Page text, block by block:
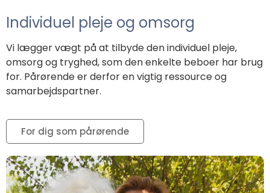
Individuel pleje og omsorg
Vi lægger vægt på at tilbyde den individuel pleje,
omsorg og tryghed, som den enkelte beboer har brug
for. Pårørende er derfor en vigtig ressource og
samarbejdspartner.
For dig som pårørende